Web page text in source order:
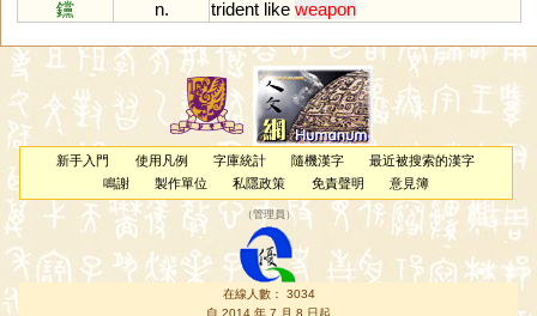
钂
n. trident like weapon
新手入門 使用凡例 字庫統計 隨機漢字
最近被搜索的漢字
鳴謝
製作單位 私隱政策 免責聲明 意見簿
（管理員 ）
在線人數： 3034